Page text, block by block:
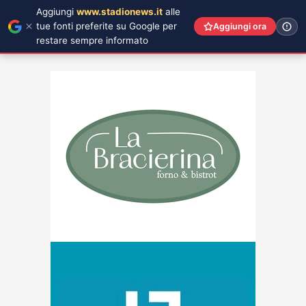
Aggiungi www.stadionews.it alle
tue fonti preferite su Google per
restare sempre informato
Aggiungi ora